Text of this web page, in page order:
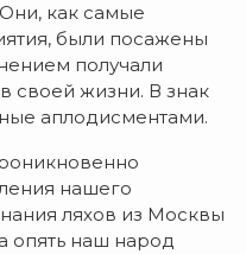
как самые
были посажены
получали
своей жизни. В знак
аплодисментами.
нашего
ляхов из Москвы
опять наш народ